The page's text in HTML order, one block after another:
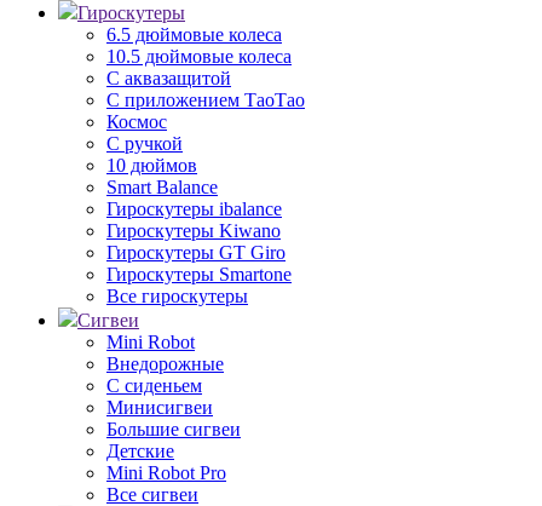
Гироскутеры
6.5 дюймовые колеса
10.5 дюймовые колеса
С аквазащитой
С приложением ТаоТао
Космос
С ручкой
10 дюймов
Smart Balance
Гироскутеры ibalance
Гироскутеры Kiwano
Гироскутеры GT Giro
Гироскутеры Smartone
Все гироскутеры
Сигвеи
Mini Robot
Внедорожные
С сиденьем
Минисигвеи
Большие сигвеи
Детские
Mini Robot Pro
Все сигвеи